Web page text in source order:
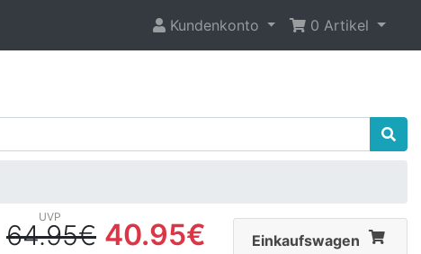
Kundenkonto 0 Artikel
64.95€ 40.95€ Einkaufswagen